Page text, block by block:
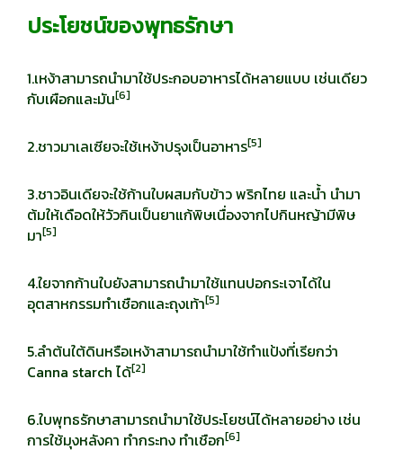
ประโยชน์ของพุทธรักษา
1.เหง้าสามารถนำมาใช้ประกอบอาหารได้หลายแบบ เช่นเดียว
กับเผือกและมัน[6]
2.ชาวมาเลเซียจะใช้เหง้าปรุงเป็นอาหาร[5]
3.ชาวอินเดียจะใช้ก้านใบผสมกับข้าว พริกไทย และน้ำ นำมา
ต้มให้เดือดให้วัวกินเป็นยาแก้พิษเนื่องจากไปกินหญ้ามีพิษ
มา[5]
4.ใยจากก้านใบยังสามารถนำมาใช้แทนปอกระเจาได้ใน
อุตสาหกรรมทำเชือกและถุงเท้า[5]
5.ลำต้นใต้ดินหรือเหง้าสามารถนำมาใช้ทำแป้งที่เรียกว่า
Canna starch ได้[2]
6.ใบพุทธรักษาสามารถนำมาใช้ประโยชน์ได้หลายอย่าง เช่น
การใช้มุงหลังคา ทำกระทง ทำเชือก[6]